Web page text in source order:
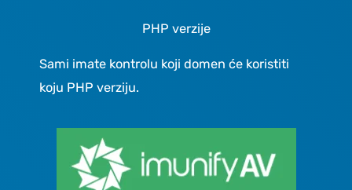
PHP verzije
Sami imate kontrolu koji domen će koristiti
koju PHP verziju.